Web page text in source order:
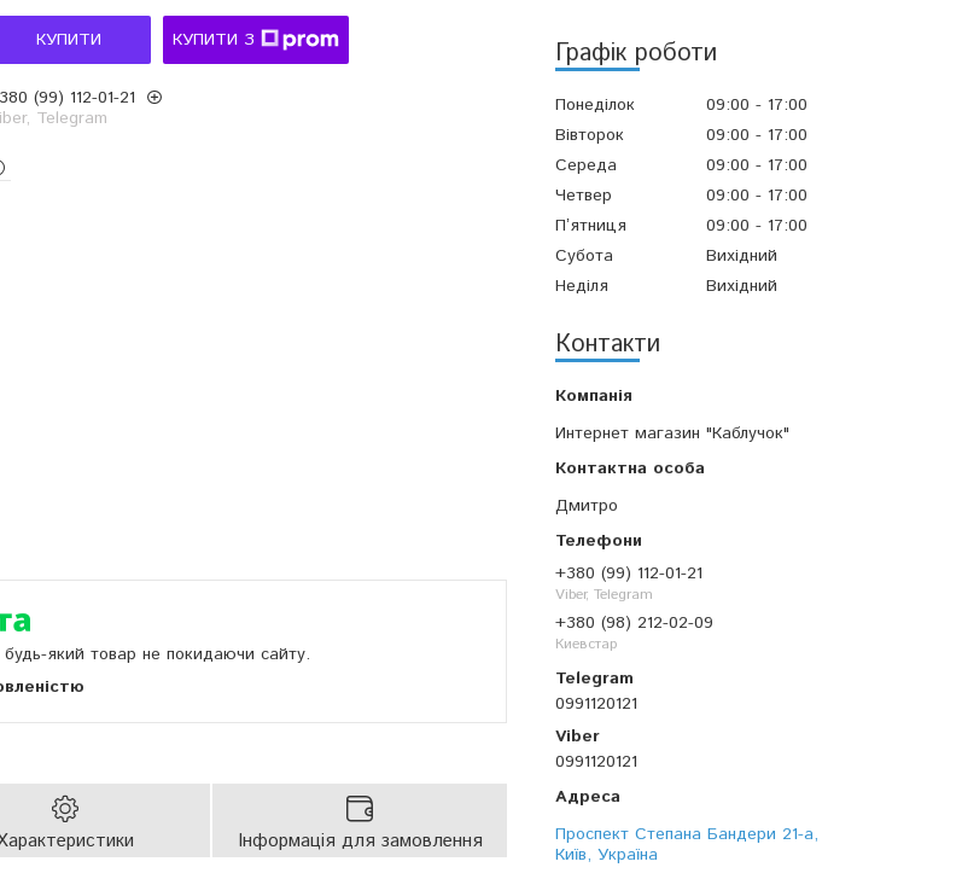
Графік роботи
Понеділок 09:00
17:00
Вівторок
09:00
17:00
Середа
09:00
17:00
Четвер
09:00
17:00
Пʼятниця
09:00
17:00
Субота
Вихідний
Неділя
Вихідний
Контакти
Интернет магазин "Каблучок"
Дмитро
+380 (99) 112-01-21
Viber, Telegram
+380 (98) 212-02-09
Киевстар
0991120121
0991120121
Проспект Степана Бандери 21-а,
Київ, Україна
КУПИТИ КУПИТИ З
(99) 112-01-21
Telegram
будь-який товар не покидаючи сайту.
Інформація для замовлення